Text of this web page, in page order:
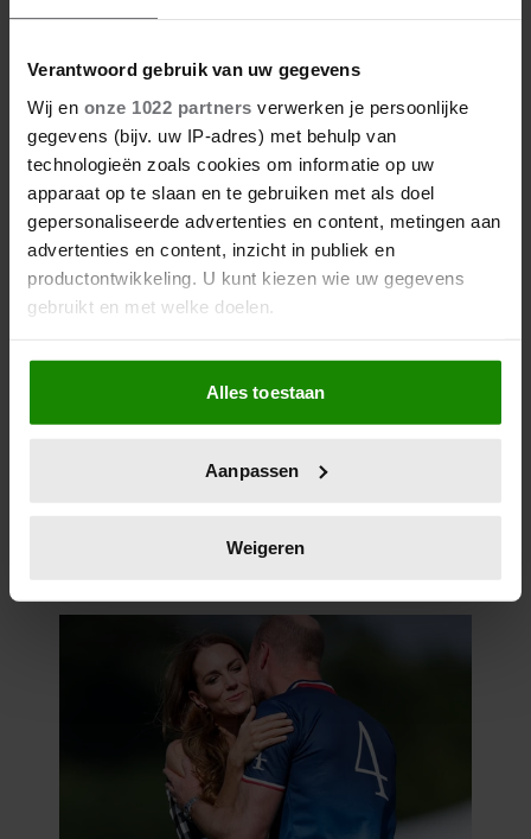
Verantwoord gebruik van uw gegevens
Wij en onze 1022 partners verwerken je persoonlijke
gegevens (bijv. uw IP-adres) met behulp van
technologieën zoals cookies om informatie op uw
apparaat op te slaan en te gebruiken met als doel
gepersonaliseerde advertenties en content, metingen aan
advertenties en content, inzicht in publiek en
productontwikkeling. U kunt kiezen wie uw gegevens
gebruikt en met welke doelen.
Als u het toestaat, willen we ook graag:
Informatie verzamelen over uw geografische
locatie, die tot een paar meter nauwkeurig kan zijn
scannen op specifieke eigenschappen (fingerprinting)
verwerkt en stel uw voorkeuren in het
intrekken in de Cookieverklaring.
We gebruiken cookies om content en advertenties te
personaliseren, om functies voor social media te bieden
en om ons websiteverkeer te analyseren. Ook delen we
informatie over uw gebruik van onze site met onze
partners voor social media, adverteren en analyse. Deze
partners kunnen deze gegevens combineren met andere
informatie die u aan ze heeft verstrekt of die ze hebben
Alles toestaan
Aanpassen
Weigeren